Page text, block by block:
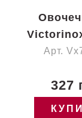
Арт.
327